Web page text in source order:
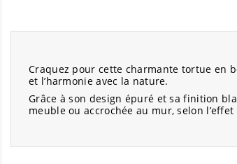
Craquez pour cette charmante tortue en
et l’harmonie avec la nature.
Grâce à son design épuré et sa finition
meuble ou accrochée au mur, selon